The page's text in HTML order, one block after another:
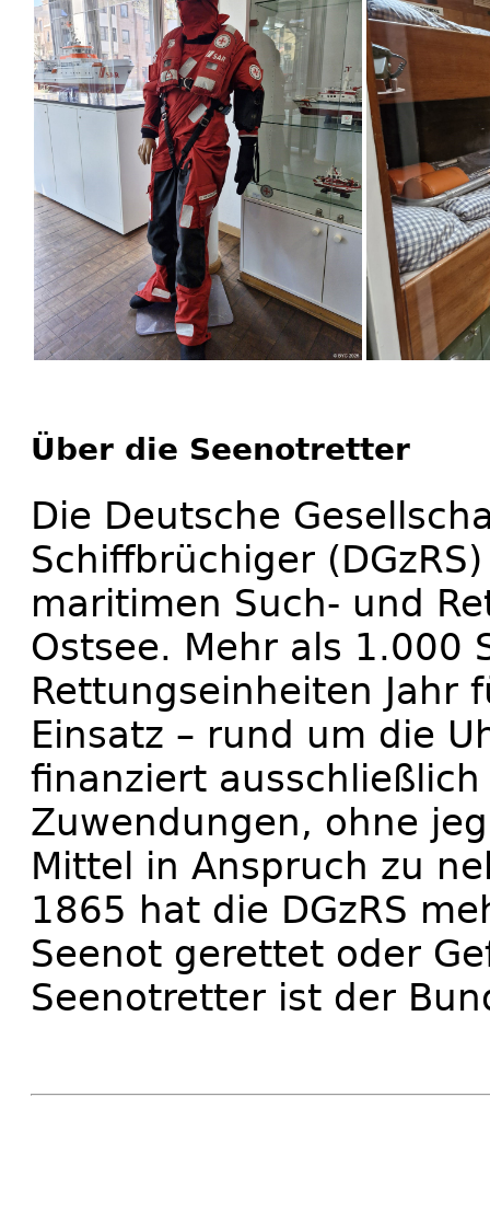
Über die Seenotretter
Die Deutsche
Schiffbrüchiger
maritimen Such- und
Ostsee. Mehr als 1.000
Rettungseinheiten Jahr
Einsatz – rund um die
finanziert
Zuwendungen, ohne
Mittel in Anspruch zu
1865 hat die DGzRS
Seenot gerettet oder
Seenotretter ist der